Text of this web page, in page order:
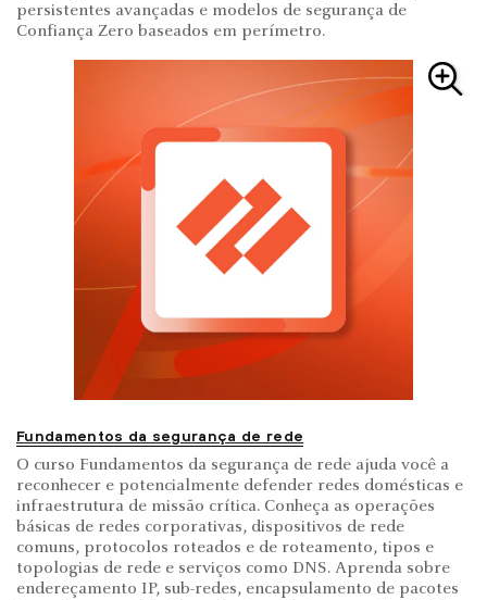
persistentes avançadas e modelos de segurança de
Confiança Zero baseados em perímetro.
Fundamentos da segurança de rede
O curso Fundamentos da segurança de rede ajuda você a
reconhecer e potencialmente defender redes domésticas e
infraestrutura de missão crítica. Conheça as operações
básicas de redes corporativas, dispositivos de rede
comuns, protocolos roteados e de roteamento, tipos e
topologias de rede e serviços como DNS. Aprenda sobre
endereçamento IP, sub-redes, encapsulamento de pacotes